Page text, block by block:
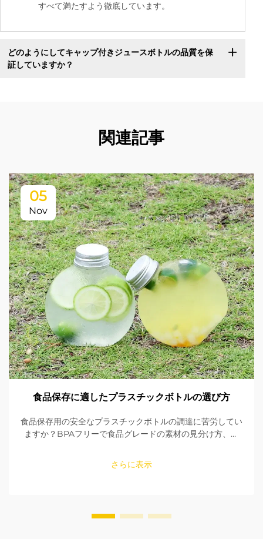
すべて満たすよう徹底しています。
どのようにしてキャップ付きジュースボトルの品質を保
証していますか？
関連記事
05
Nov
食品保存に適したプラスチックボトルの選び方
食品保存用の安全なプラスチックボトルの調達に苦労してい
ますか？BPAフリーで食品グレードの素材の見分け方、シ
FDAおよびEU規格への適合性を確保してください。今すぐ
読む。
さらに表示